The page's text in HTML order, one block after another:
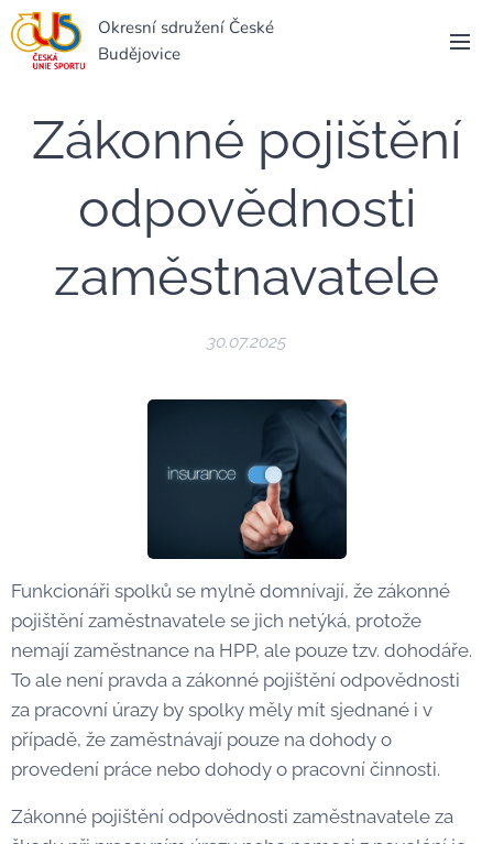
Okresní sdružení České
Budějovice
Zákonné pojištění
odpovědnosti
zaměstnavatele
30.07.2025
Funkcionáři spolků se mylně domnívají, že zákonné
pojištění zaměstnavatele se jich netýká, protože
nemají zaměstnance na HPP, ale pouze tzv. dohodáře.
To ale není pravda a zákonné pojištění odpovědnosti
za pracovní úrazy by spolky měly mít sjednané i v
případě, že zaměstnávají pouze na dohody o
provedení práce nebo dohody o pracovní činnosti.
Zákonné pojištění odpovědnosti zaměstnavatele za